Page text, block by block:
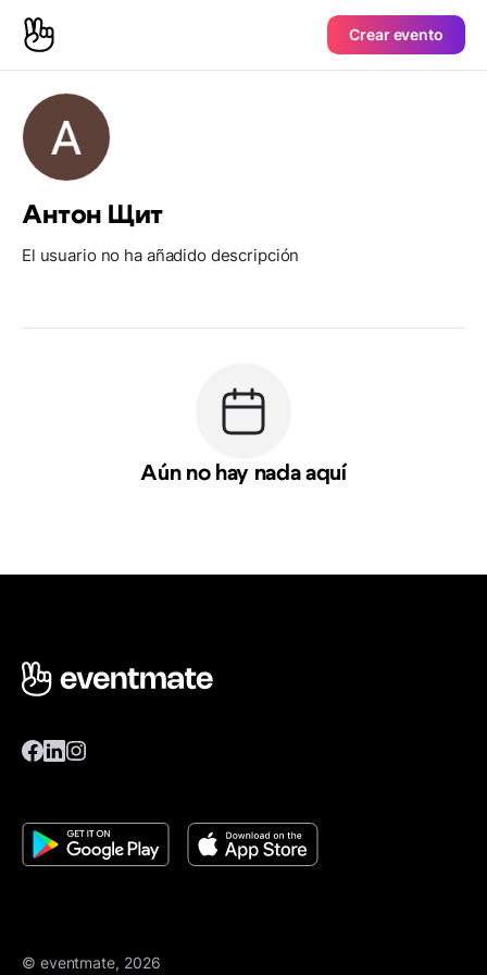
Crear evento
Антон Щит
El usuario no ha añadido descripción
Aún no hay nada aquí
© eventmate, 2026